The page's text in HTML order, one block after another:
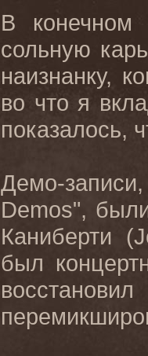
В конечном
сольную
наизнанку,
во что я
показалось,
Демо-
Demos",
Каниберти (
был